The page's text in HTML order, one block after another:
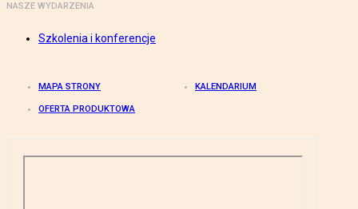
NASZE WYDARZENIA
Szkolenia i konferencje
MAPA STRONY KALENDARIUM
OFERTA PRODUKTOWA